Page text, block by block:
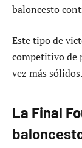
baloncesto
Este tipo de
competitivo de
vez más sólidos.
La Final